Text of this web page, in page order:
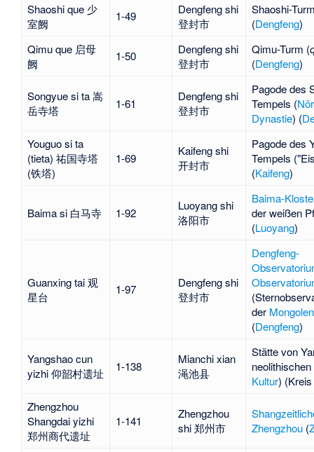
Shaoshi que 少
室阙
1-49
Dengfeng shi
登封市
Shaoshi-
(Dengfeng)
Qimu que 启母
阙
1-50
Dengfeng shi
登封市
Qimu-Turm (
(Dengfeng)
Songyue si ta 嵩
岳寺塔
1-61
Dengfeng shi
登封市
Pagode des
Tempels (
Dynastie) (
Youguo si ta
(tieta) 祐国寺塔
(铁塔)
1-69
Kaifeng shi
开封市
Pagode des
Tempels
(Kaifeng)
Baima si 白马寺 1-92
Luoyang shi
洛阳市
Baima-
der weißen
(Luoyang)
Guanxing tai 观
星台
1-97
Dengfeng shi
登封市
Dengfeng-
(
der
(Dengfeng)
Yangshao cun
yizhi 仰韶村遗址
1-138
Mianchi xian
渑池县
Stätte von
neolithischen
Kultur) (Kreis
Zhengzhou
Shangdai yizhi
郑州商代遗址
1-141
Zhengzhou
shi 郑州市
Zhengzhou(